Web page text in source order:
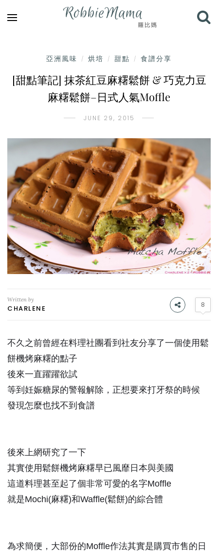
亞洲風味 / 烘培 / 甜點 / 食譜分享
[甜點筆記] 抹茶紅豆麻糬鬆餅 & 巧克力豆
麻糬鬆餅–日式人氣Moffle
JUNE 29, 2015
Written by
CHARLENE 8
不久之前曾經在料理社團看到社友分享了一個使用鬆
餅機烤麻糬的點子
後來一直躍躍欲試
等到妊娠糖尿的警報解除，正想要來打牙祭的時候
發現怎麼也找不到食譜
後來上網研究了一下
其實使用鬆餅機烤麻糬早已風靡日本與美國
這道料理甚至起了個非常可愛的名字Moffle
就是Mochi(麻糬)和Waffle(鬆餅)的綜合體
為求簡便，大部份的Moffle作法其實是購買市售的日